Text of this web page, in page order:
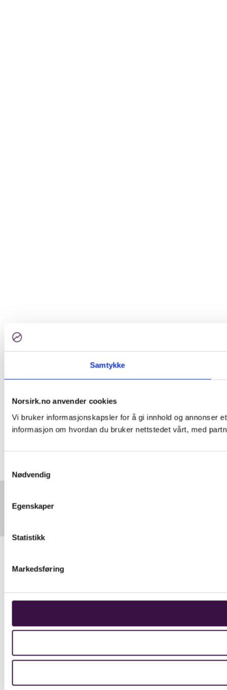
Samtykke
Norsirk.no anvender cookies
Vi bruker informasjonskapsler for å gi innhold og annonser
informasjon om hvordan du bruker nettstedet vårt, med
Nødvendig
Egenskaper
Statistikk
Markedsføring
landbruksplast –